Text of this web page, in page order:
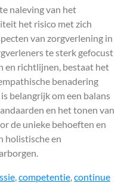
naleving van het
het risico met zich
van zorgverlening in
te sterk gefocust
en richtlijnen, bestaat het
benadering
belangrijk om een balans
en het tonen van
de unieke behoeften en
holistische en
,competentie,continue